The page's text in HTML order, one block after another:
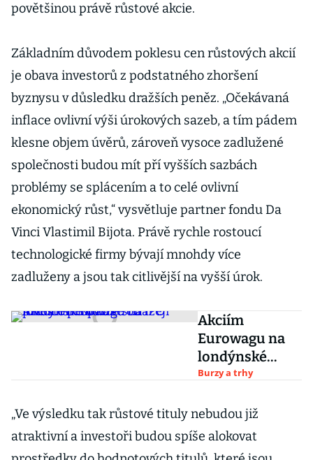
povětšinou právě růstové akcie.
Základním důvodem poklesu cen růstových akcií
je obava investorů z podstatného zhoršení
byznysu v důsledku dražších peněz. „Očekávaná
inflace ovlivní výši úrokových sazeb, a tím pádem
klesne objem úvěrů, zároveň vysoce zadlužené
společnosti budou mít pří vyšších sazbách
problémy se splácením a to celé ovlivní
ekonomický růst,“ vysvětluje partner fondu Da
Vinci Vlastimil Bijota. Právě rychle rostoucí
technologické firmy bývají mnohdy více
zadluženy a jsou tak citlivější na vyšší úrok.
Akciím
Eurowagu na
londýnské
burze scházejí
se od IPO
prudce propadl
Burzy a trhy
„Ve výsledku tak růstové tituly nebudou již
atraktivní a investoři budou spíše alokovat